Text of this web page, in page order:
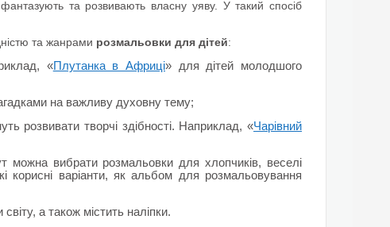
фантазують та розвивають власну уяву. У такий спосіб
та жанрами розмальовки для дітей:
«Плутанка в Африці» для дітей молодшого
на важливу духовну тему;
розвивати творчі здібності. Наприклад, «Чарівний
можна вибрати розмальовки для хлопчиків, веселі
корисні варіанти, як альбом для розмальовування
а також містить наліпки.